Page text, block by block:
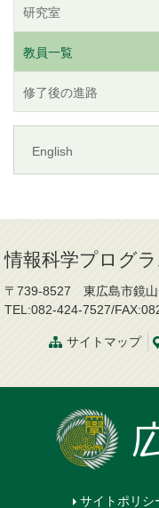
研究室
教員一覧
修了後の進路
English
情報科学プログラ
〒739-8527 東広島市鏡山
TEL:082-424-7527/
サイトマップ
サイトポリシ